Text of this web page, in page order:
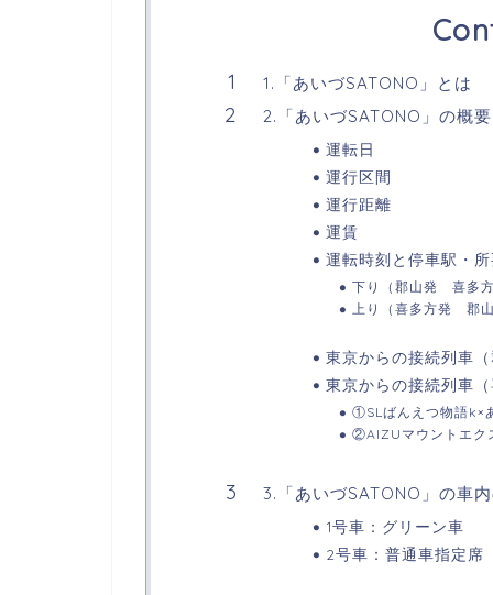
1.「あいづSATONO」とは
2.「あいづSATONO」の概要
運転日
運行区間
運行距離
運賃
運転時刻と停車駅・
下り（郡山発 喜多
上り（喜多方発 郡
東京からの接続列車
東京からの接続列車
①SLばんえつ物語k×
②AIZUマウントエク
3.「あいづSATONO」の車
1号車：グリーン車
2号車：普通車指定席